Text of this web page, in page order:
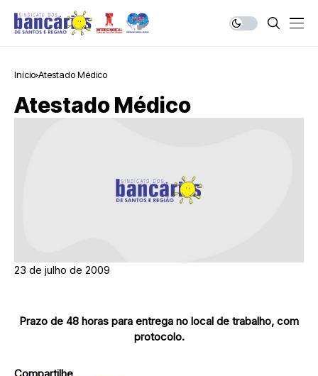
Início Atestado Médico
Atestado Médico
23 de julho de 2009
Prazo de 48 horas para entrega no local de trabalho, com
protocolo.